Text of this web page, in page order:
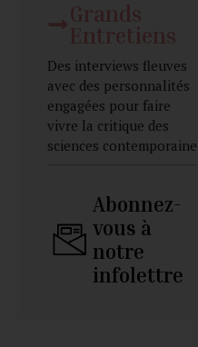
Des interviews fleuves
avec des personnalités
engagées pour faire
vivre la critique des
sciences
Abonnez-
vous à
notre
infolettre